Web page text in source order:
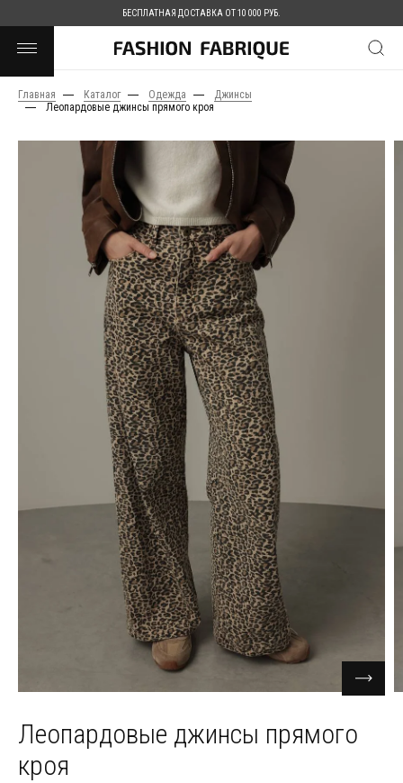
БЕСПЛАТНАЯ ДОСТАВКА ОТ 10 000 РУБ.
Главная Каталог Одежда
Джинсы
Леопардовые джинсы прямого кроя
Леопардовые джинсы прямого
кроя